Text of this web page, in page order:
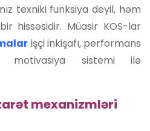
texniki funksiya deyil, həm
hissəsidir. Müasir KOS-lar
işçi inkişafı, performans
motivasiya sistemi ilə
mexanizmləri